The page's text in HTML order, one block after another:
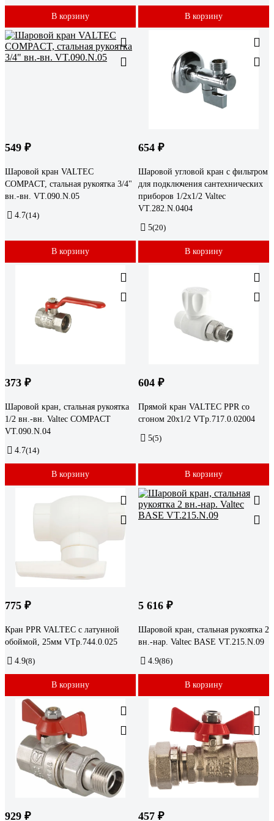
В корзину В корзину
549 ₽
Шаровой кран VALTEC
COMPACT, стальная рукоятка 3/4"
вн.-вн. VT.090.N.05
4.7(14)
В корзину
654 ₽
Шаровой угловой кран с фильтром
для подключения сантехнических
приборов 1/2х1/2 Valtec
VT.282.N.0404
5(20)
В корзину
373 ₽
Шаровой кран, стальная рукоятка
1/2 вн.-вн. Valtec COMPACT
VT.090.N.04
4.7(14)
В корзину
604 ₽
Прямой кран VALTEC PPR со
сгоном 20х1/2 VTp.717.0.02004
5(5)
В корзину
775 ₽
Кран PPR VALTEC с латунной
обоймой, 25мм VTp.744.0.025
4.9(8)
В корзину
5 616 ₽
Шаровой кран, стальная рукоятка 2
вн.-нар. Valtec BASE VT.215.N.09
4.9(86)
В корзину
929 ₽ 457 ₽